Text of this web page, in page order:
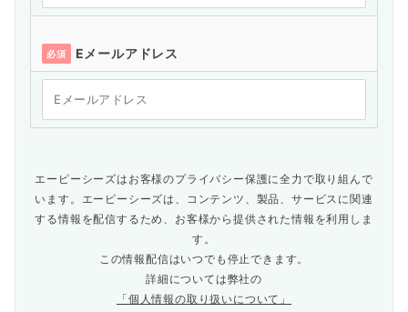
必須 Eメールアドレス
エーピーシーズはお客様のプライバシー保護に全力で取り組んで
います。エーピーシーズは、コンテンツ、製品、サービスに関連
する情報を配信するため、お客様から提供された情報を利用しま
す。
この情報配信はいつでも停止できます。
詳細については弊社の
「個人情報の取り扱いについて」